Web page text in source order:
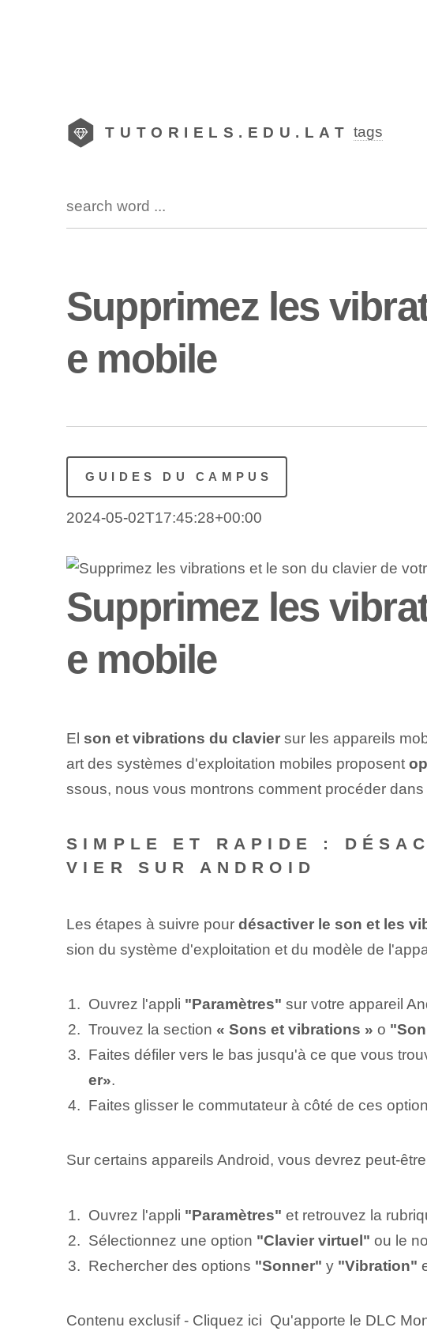
TUTORIELS.EDU.LAT tags
Supprimez les
e mobile
GUIDES DU CAMPUS
2024-05-02T17:45:28+00:00
Supprimez les
e mobile
El son et vibrations du claviersur les appareils
art des systèmes d'exploitation mobiles proposent
ssous, nous vous montrons comment procéder
SIMPLE ET RAPIDE :
VIER SUR ANDROID
Les étapes à suivre pour désactiver le son et les
sion du système d'exploitation et du modèle de
Ouvrez l'appli "Paramètres" sur votre appareil
Trouvez la section « Sons et vibrations » o
Faites défiler vers le bas jusqu'à ce que vous
er».
Faites glisser le commutateur à côté de ces
Sur certains appareils Android, vous devrez peut-
Ouvrez l'appli "Paramètres" et retrouvez la
Sélectionnez une option "Clavier virtuel" ou le
Rechercher des options "Sonner" y "Vibration"
Contenu exclusif - Cliquez ici Qu'apporte le DLC